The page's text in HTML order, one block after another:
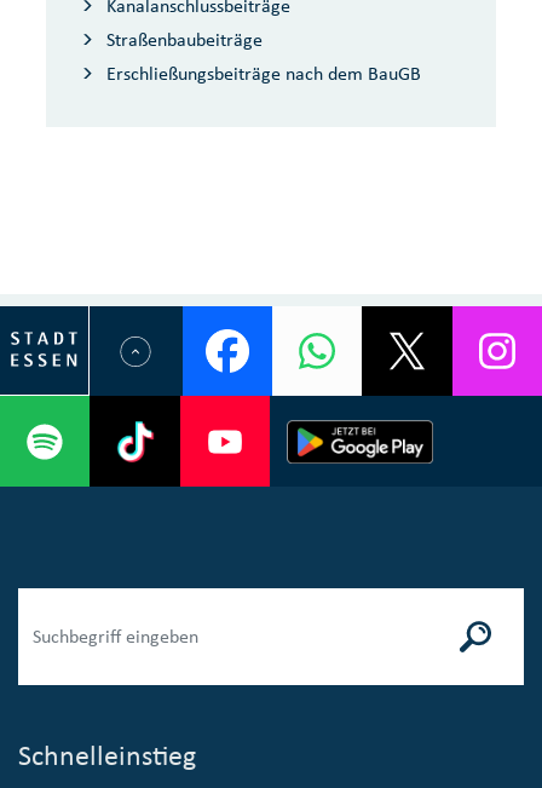
Kanalanschlussbeiträge
Straßenbaubeiträge
Erschließungsbeiträge nach dem BauGB
Schnelleinstieg